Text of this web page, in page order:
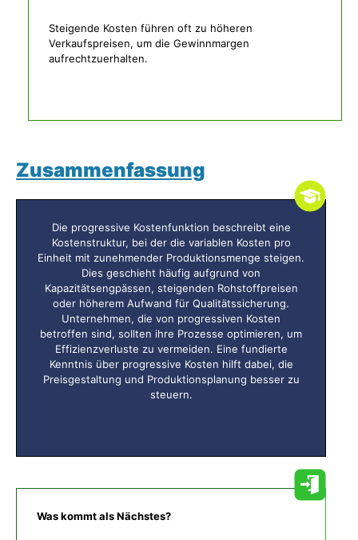
Steigende Kosten führen oft zu höheren
Verkaufspreisen, um die Gewinnmargen
aufrechtzuerhalten.
Zusammenfassung
Die progressive Kostenfunktion beschreibt eine
Kostenstruktur, bei der die variablen Kosten pro
Einheit mit zunehmender Produktionsmenge steigen.
Dies geschieht häufig aufgrund von
Kapazitätsengpässen, steigenden Rohstoffpreisen
oder höherem Aufwand für Qualitätssicherung.
Unternehmen, die von progressiven Kosten
betroffen sind, sollten ihre Prozesse optimieren, um
Effizienzverluste zu vermeiden. Eine fundierte
Kenntnis über progressive Kosten hilft dabei, die
Preisgestaltung und Produktionsplanung besser zu
steuern.
Was kommt als Nächstes?